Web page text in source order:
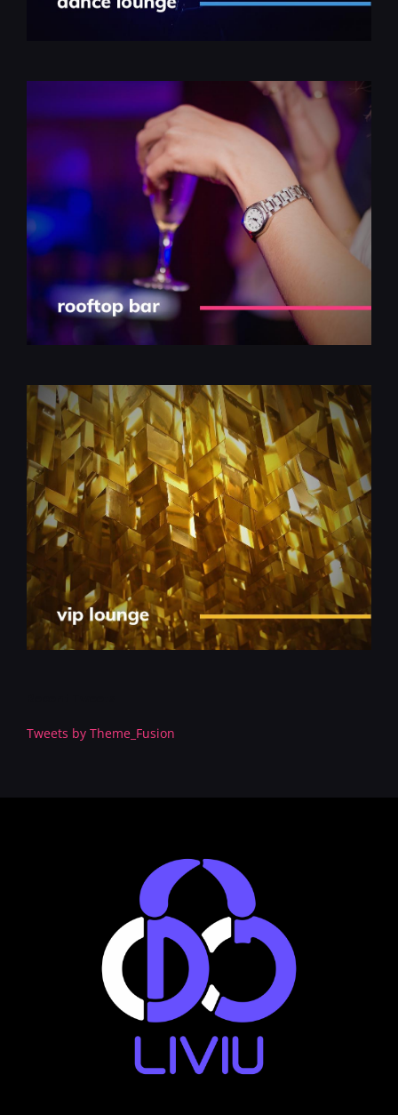
Tweets by Theme_Fusion